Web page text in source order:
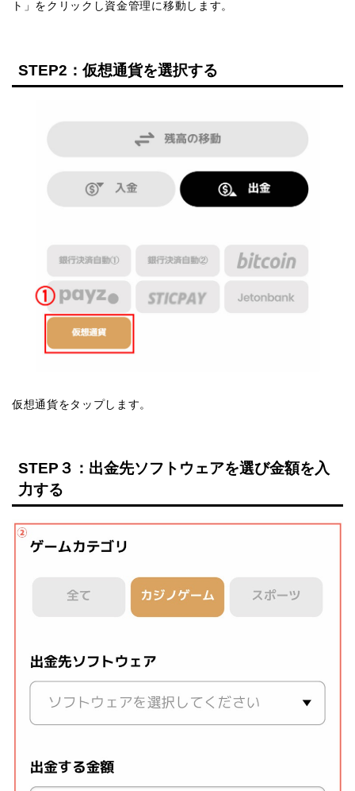
ト」をクリックし資金管理に移動します。
STEP2：仮想通貨を選択する
仮想通貨をタップします。
STEP３：出金先ソフトウェアを選び金額を入
力する